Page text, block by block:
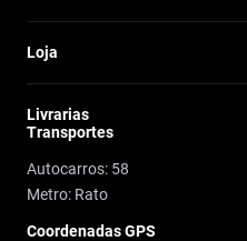
Loja
Livrarias
Transportes
Autocarros: 58
Metro: Rato
Coordenadas GPS